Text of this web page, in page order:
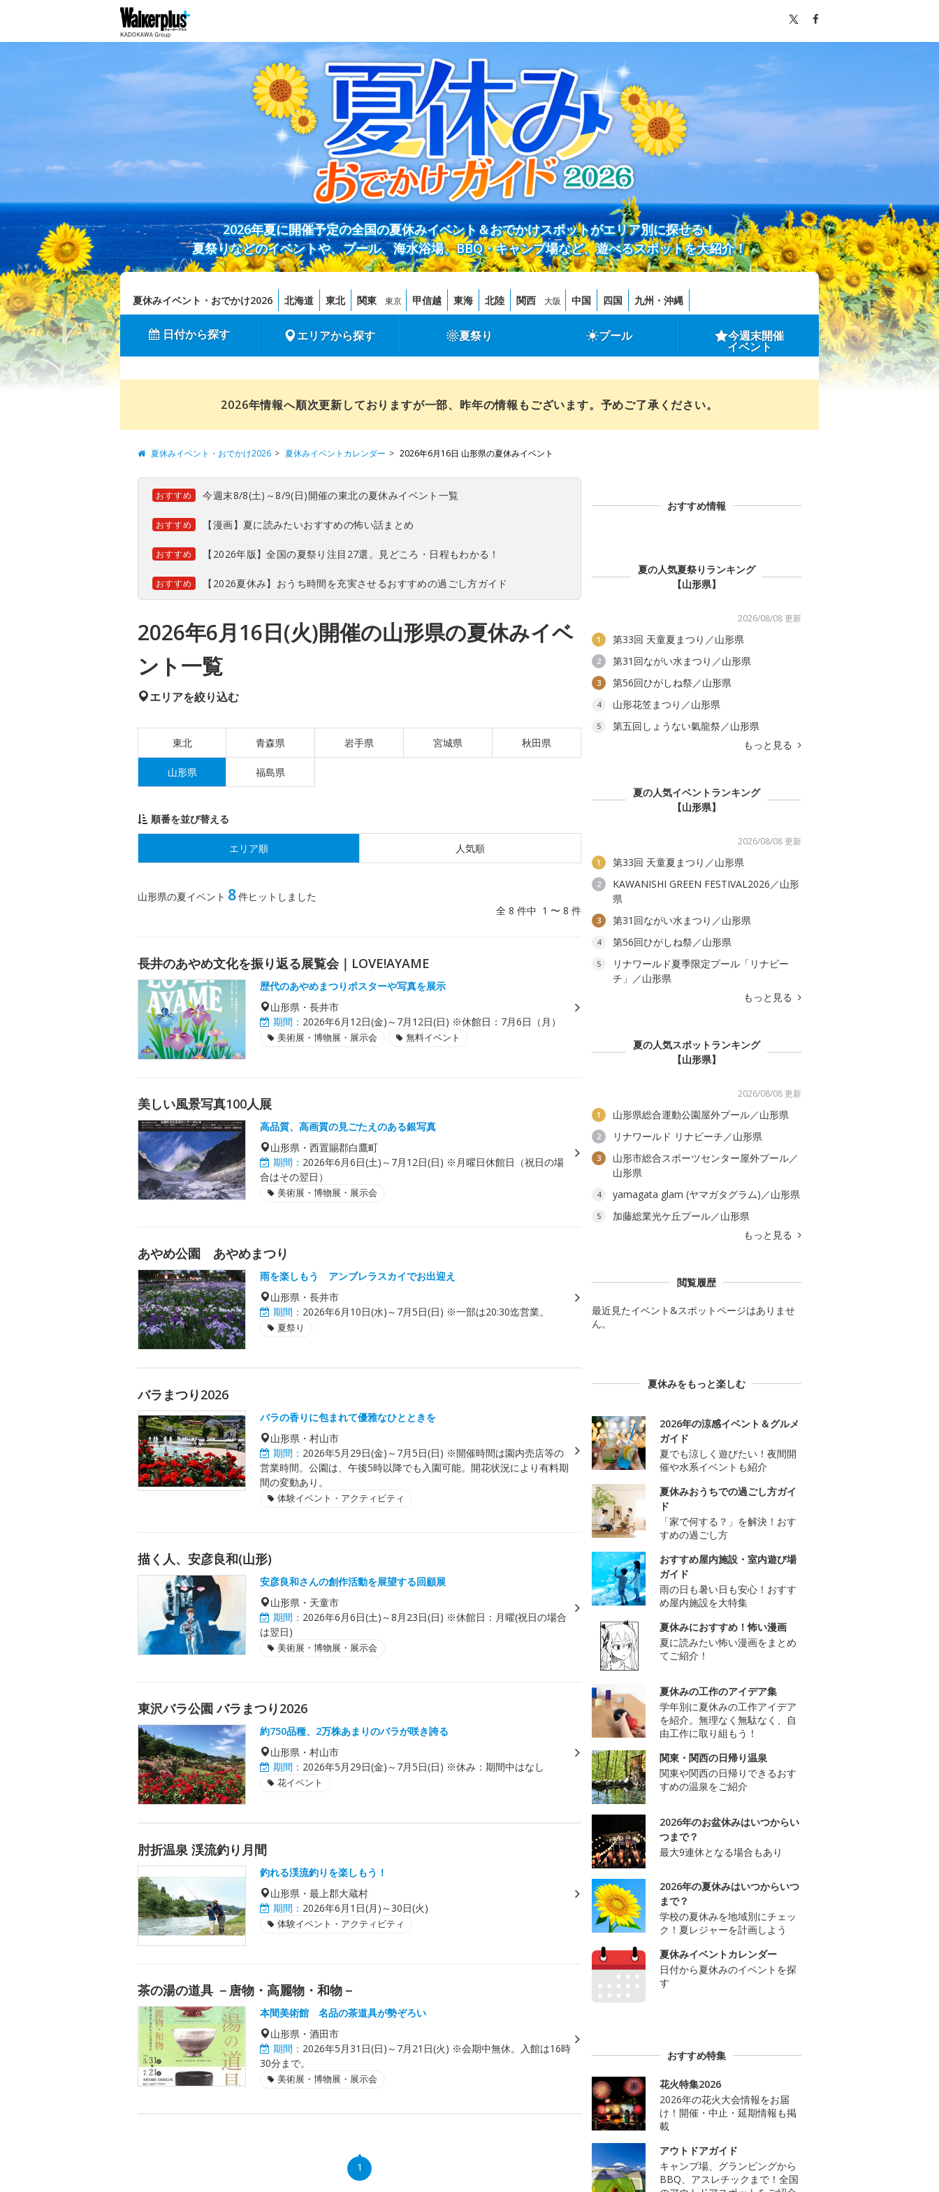
2026年夏に開催予定の全国の夏休みイベント＆おでかけスポットがエリア別に探せる！
夏祭りなどのイベントや、プール、海水浴場、BBQ・キャンプ場など、遊べるスポットを大紹介！
夏休みイベント・おでかけ2026 北海道 東北 関東 東京 甲信越 東海 北陸 関西 大阪 中国 四国 九州・沖縄
日付から探す エリアから探す 夏祭り プール 今週末開催
イベント
2026年情報へ順次更新しておりますが一部、昨年の情報もございます。予めご了承ください。
夏休みイベント・おでかけ2026 夏休みイベントカレンダー 2026年6月16日 山形県の夏休みイベント
おすすめ 今週末8/8(土)～8/9(日)開催の東北の夏休みイベント一覧
おすすめ 【漫画】夏に読みたいおすすめの怖い話まとめ
おすすめ 【2026年版】全国の夏祭り注目27選。見どころ・日程もわかる！
おすすめ 【2026夏休み】おうち時間を充実させるおすすめの過ごし方ガイド
2026年6月16日(火)開催の山形県の夏休みイベ
ント一覧
エリアを絞り込む
東北 青森県 岩手県 宮城県 秋田県
山形県 福島県
順番を並び替える
エリア順 人気順
山形県の夏イベント 8件ヒットしました
全 8 件中 1 〜 8 件
長井のあやめ文化を振り返る展覧会｜LOVE!AYAME
歴代のあやめまつりポスターや写真を展示
山形県・長井市
期間： 2026年6月12日(金)～7月12日(日) ※休館日：7月6日（月）
美術展・博物展・展示会 無料イベント
美しい風景写真100人展
高品質、高画質の見ごたえのある銀写真
山形県・西置賜郡白鷹町
期間： 2026年6月6日(土)～7月12日(日) ※月曜日休館日（祝日の場
合はその翌日）
美術展・博物展・展示会
あやめ公園 あやめまつり
雨を楽しもう アンブレラスカイでお出迎え
山形県・長井市
期間： 2026年6月10日(水)～7月5日(日) ※一部は20:30迄営業。
夏祭り
バラまつり2026
バラの香りに包まれて優雅なひとときを
山形県・村山市
期間： 2026年5月29日(金)～7月5日(日) ※開催時間は園内売店等の
営業時間。公園は、午後5時以降でも入園可能。開花状況により有料期
間の変動あり。
体験イベント・アクティビティ
描く人、安彦良和(山形)
安彦良和さんの創作活動を展望する回顧展
山形県・天童市
期間： 2026年6月6日(土)～8月23日(日) ※休館日：月曜(祝日の場合
は翌日)
美術展・博物展・展示会
東沢バラ公園 バラまつり2026
約750品種、2万株あまりのバラが咲き誇る
山形県・村山市
期間： 2026年5月29日(金)～7月5日(日) ※休み：期間中はなし
花イベント
肘折温泉 渓流釣り月間
釣れる渓流釣りを楽しもう！
山形県・最上郡大蔵村
期間： 2026年6月1日(月)～30日(火)
体験イベント・アクティビティ
茶の湯の道具 －唐物・高麗物・和物－
本間美術館 名品の茶道具が勢ぞろい
山形県・酒田市
期間： 2026年5月31日(日)～7月21日(火) ※会期中無休。入館は16時
30分まで。
美術展・博物展・展示会
1
おすすめ情報
夏の人気夏祭りランキング
【山形県】
2026/08/08 更新
1 第33回 天童夏まつり／山形県
2 第31回ながい水まつり／山形県
3 第56回ひがしね祭／山形県
4 山形花笠まつり／山形県
5
第五回しょうない氣龍祭／山形県
もっと見る
夏の人気イベントランキング
【山形県】
2026/08/08 更新
1 第33回 天童夏まつり／山形県
2
KAWANISHI GREEN FESTIVAL2026／山形
県
3 第31回ながい水まつり／山形県
4 第56回ひがしね祭／山形県
5
リナワールド夏季限定プール「リナビー
チ」／山形県
もっと見る
夏の人気スポットランキング
【山形県】
2026/08/08 更新
1 山形県総合運動公園屋外プール／山形県
2 リナワールド リナビーチ／山形県
3
山形市総合スポーツセンター屋外プール／
山形県
4 yamagata glam (ヤマガタグラム)／山形県
5
加藤総業光ケ丘プール／山形県
もっと見る
閲覧履歴
最近見たイベント&スポットページはありませ
ん。
夏休みをもっと楽しむ
2026年の涼感イベント＆グルメ
ガイド
夏でも涼しく遊びたい！夜間開
催や水系イベントも紹介
夏休みおうちでの過ごし方ガイ
ド
「家で何する？」を解決！おす
すめの過ごし方
おすすめ屋内施設・室内遊び場
ガイド
雨の日も暑い日も安心！おすす
め屋内施設を大特集
夏休みにおすすめ！怖い漫画
夏に読みたい怖い漫画をまとめ
てご紹介！
夏休みの工作のアイデア集
学年別に夏休みの工作アイデア
を紹介。無理なく無駄なく、自
由工作に取り組もう！
関東・関西の日帰り温泉
関東や関西の日帰りできるおす
すめの温泉をご紹介
2026年のお盆休みはいつからい
つまで？
最大9連休となる場合もあり
2026年の夏休みはいつからいつ
まで？
学校の夏休みを地域別にチェッ
ク！夏レジャーを計画しよう
夏休みイベントカレンダー
日付から夏休みのイベントを探
す
おすすめ特集
花火特集2026
2026年の花火大会情報をお届
け！開催・中止・延期情報も掲
載
アウトドアガイド
キャンプ場、グランピングから
BBQ、アスレチックまで！全国